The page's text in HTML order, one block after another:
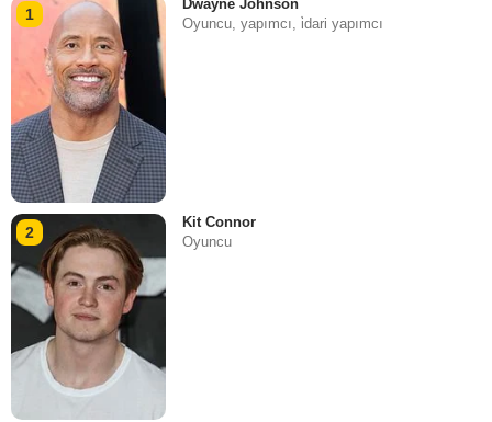
1
Dwayne Johnson
Oyuncu, yapımcı, i̇dari yapımcı
2
Kit Connor
Oyuncu